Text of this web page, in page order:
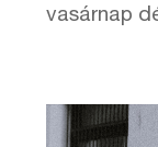
vasárnap